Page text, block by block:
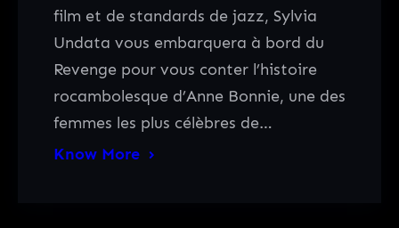
film et de standards de jazz, Sylvia
Undata vous embarquera à bord du
Revenge pour vous conter l’histoire
rocambolesque d’Anne Bonnie, une des
femmes les plus célèbres de…
Know More